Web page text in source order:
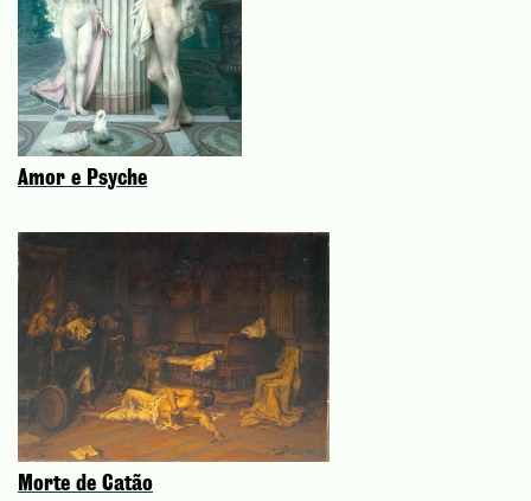
Amor e Psyche
Morte de Catão